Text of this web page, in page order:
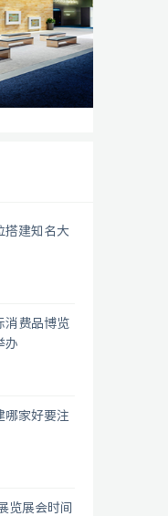
搭建知名大
消费品博览
办
哪家好要注
览展会时间